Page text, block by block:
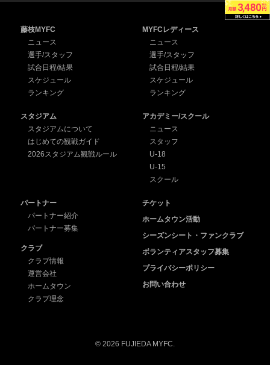
藤枝MYFC
ニュース
選手/スタッフ
試合日程/結果
スケジュール
ランキング
MYFCレディース
ニュース
選手/スタッフ
試合日程/結果
スケジュール
ランキング
スタジアム
スタジアムについて
はじめての観戦ガイド
2026スタジアム観戦ルール
アカデミー/スクール
ニュース
スタッフ
U-18
U-15
スクール
パートナー
パートナー紹介
パートナー募集
クラブ
クラブ情報
運営会社
ホームタウン
クラブ理念
チケット
ホームタウン活動
シーズンシート・ファンクラブ
ボランティアスタッフ募集
プライバシーポリシー
お問い合わせ
© 2026 FUJIEDA MYFC.